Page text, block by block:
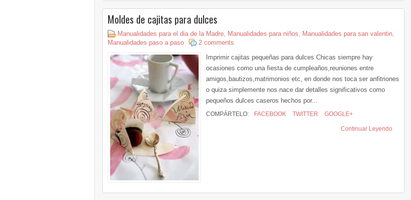
Moldes de cajitas para dulces
Manualidades para el dia de la Madre Manualidades para niños Manualidades para san valentin
Manualidades paso a paso
2 comments
Imprimir cajitas pequeñas para dulces Chicas siempre hay
ocasiones como una fiesta de cumpleaños,reuniones entre
amigos,bautizos,matrimonios etc, en donde nos toca ser anfitriones
o quiza simplemente nos nace dar detalles significativos como
pequeños dulces caseros hechos por...
COMPÁRTELO: FACEBOOK TWITTER GOOGLE+
Continuar Leyendo